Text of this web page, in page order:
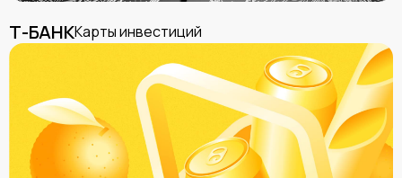
Т-БАНККарты инвестиций